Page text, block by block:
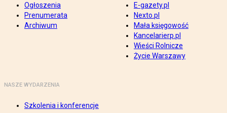
Ogłoszenia
Prenumerata
Archiwum
E-gazety.pl
Nexto.pl
Mała księgowość
Kancelarierp.pl
Wieści Rolnicze
Życie Warszawy
NASZE WYDARZENIA
Szkolenia i konferencje